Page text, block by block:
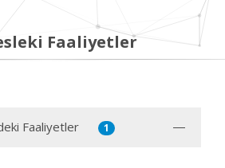
Faaliyetler
Faaliyetler 1